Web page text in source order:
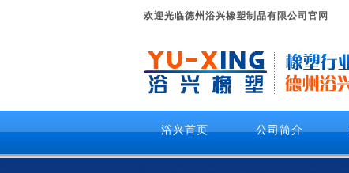
欢迎光临德州浴兴橡塑制品有限公司官网
浴兴首页 公司简介